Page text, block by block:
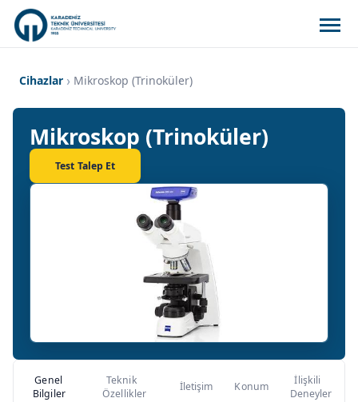
Cihazlar Mikroskop (Trinoküler)
Mikroskop (Trinoküler)
Test Talep Et
Genel
Bilgiler
Teknik
Özellikler
İletişim Konum
İlişkili
Deneyler